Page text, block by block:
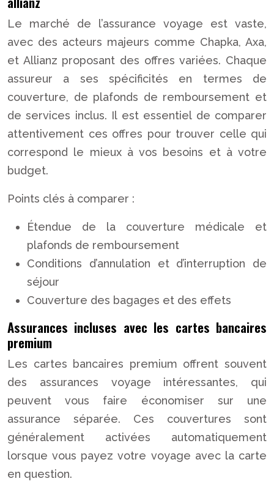
Le marché de l’assurance voyage est vaste,
avec des acteurs majeurs comme Chapka, Axa,
et Allianz proposant des offres variées. Chaque
assureur a ses spécificités en termes de
couverture, de plafonds de remboursement et
de services inclus. Il est essentiel de comparer
attentivement ces offres pour trouver celle qui
correspond le mieux à vos besoins et à votre
budget.
Points clés à comparer :
Étendue de la couverture médicale et
plafonds de remboursement
Conditions d’annulation et d’interruption de
séjour
Couverture des bagages et des effets
Assurances incluses avec les cartes bancaires
premium
Les cartes bancaires premium offrent souvent
des assurances voyage intéressantes, qui
peuvent vous faire économiser sur une
assurance séparée. Ces couvertures sont
généralement activées automatiquement
lorsque vous payez votre voyage avec la carte
en question.